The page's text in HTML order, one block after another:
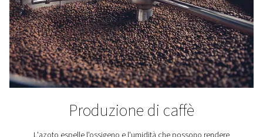
Un approvvigionamento affidabile di azoto è
settori, dal confezionamento alimentare alla stampa
vinificazione al taglio laser. I nostri generatori di
offrono una soluzione conveniente, efficiente e
le aziende che necessitano di azoto ad alta purezza.
settori e le applicazioni che beneficiano della nostra
avanzata di generazione di azoto.